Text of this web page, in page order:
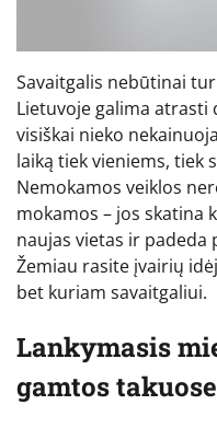
Savaitgalis nebūtinai
Lietuvoje galima atrasti
visiškai nieko
laiką tiek vieniems, tiek
Nemokamos veiklos
mokamos – jos skatina
naujas vietas ir
Žemiau rasite įvairių
bet kuriam savaitgaliui.
Lankymasis
gamtos takuose